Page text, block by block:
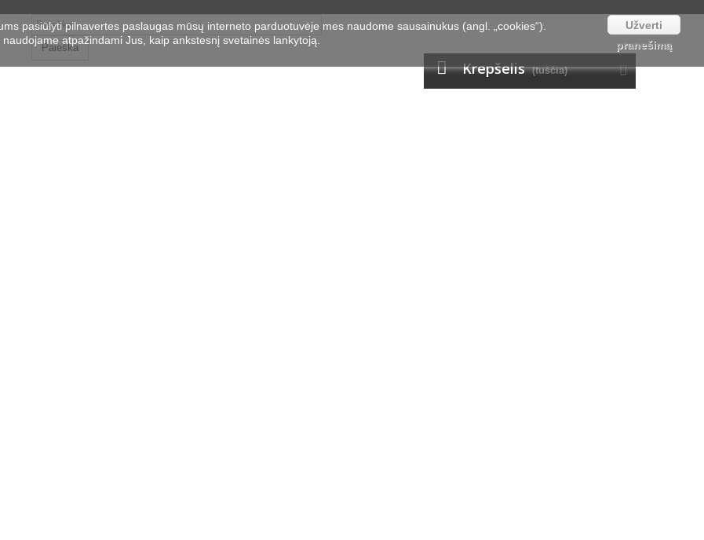
Paieška
Krepšelis (tuščia)
pasiūlyti pilnavertes paslaugas mūsų interneto parduotuvėje mes naudome sausainukus (angl. „cookies“).
naudojame atpažindami Jus, kaip ankstesnį svetainės lankytoją.
Užverti
pranešimą